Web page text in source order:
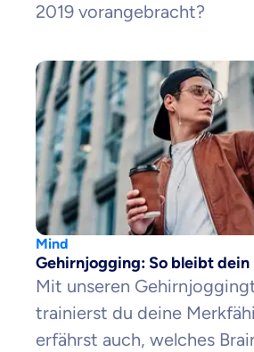
2019 vorangebracht?
Mind
Gehirnjogging: So bleibt
Mit unseren
trainierst du deine
erfährst auch, welches